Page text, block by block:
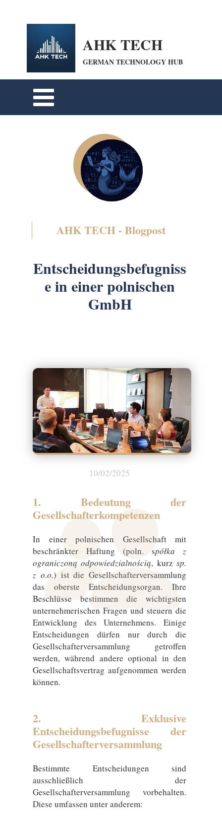
AHK TECH
GERMAN TECHNOLOGY HUB
AHK TECH - Blogpost
10/02/2025
Entscheidungsbefugniss
e in einer polnischen
GmbH
1. Bedeutung der
Gesellschafterkompetenzen
In einer polnischen Gesellschaft mit
beschränkter Haftung (poln. spółka z
ograniczoną odpowiedzialnością, kurzsp.
z o.o.) ist die Gesellschafterversammlung
das oberste Entscheidungsorgan. Ihre
Beschlüsse bestimmen die wichtigsten
unternehmerischen Fragen und steuern die
Entwicklung des Unternehmens. Einige
Entscheidungen dürfen nur durch die
Gesellschafterversammlung getroffen
werden, während andere optional in den
Gesellschaftsvertrag aufgenommen werden
können.
2. Exklusive
Entscheidungsbefugnisse der
Gesellschafterversammlung
Bestimmte Entscheidungen sind
ausschließlich der
Gesellschafterversammlung vorbehalten.
Diese umfassen unter anderem: